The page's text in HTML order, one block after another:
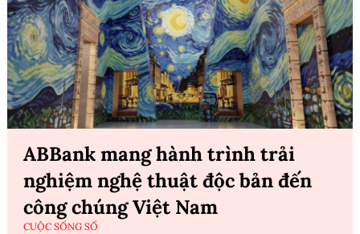
ABBank mang hành trình trải
nghiệm nghệ thuật độc bản đến
công chúng Việt Nam
CUỘC SỐNG SỐ